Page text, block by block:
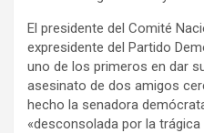
El presidente del Comité
expresidente del Partido
uno de los primeros en dar
asesinato de dos amigos
hecho la senadora
«desconsolada por la